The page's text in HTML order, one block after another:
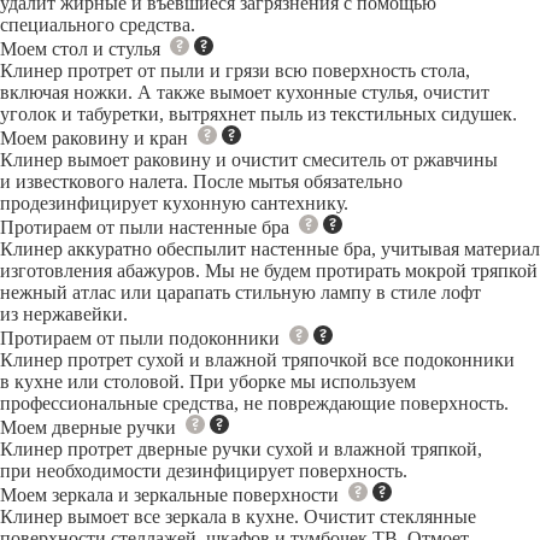
специального средства.
Моем стол и стулья
Клинер протрет от пыли и грязи всю поверхность стола,
включая ножки. А также вымоет кухонные стулья, очистит
уголок и табуретки, вытряхнет пыль из текстильных сидушек.
Моем раковину и кран
Клинер вымоет раковину и очистит смеситель от ржавчины
и известкового налета. После мытья обязательно
продезинфицирует кухонную сантехнику.
Протираем от пыли настенные бра
Клинер аккуратно обеспылит настенные бра, учитывая материал
изготовления абажуров. Мы не будем протирать мокрой тряпкой
нежный атлас или царапать стильную лампу в стиле лофт
из нержавейки.
Протираем от пыли подоконники
Клинер протрет сухой и влажной тряпочкой все подоконники
в кухне или столовой. При уборке мы используем
профессиональные средства, не повреждающие поверхность.
Моем дверные ручки
Клинер протрет дверные ручки сухой и влажной тряпкой,
при необходимости дезинфицирует поверхность.
Моем зеркала и зеркальные поверхности
Клинер вымоет все зеркала в кухне. Очистит стеклянные